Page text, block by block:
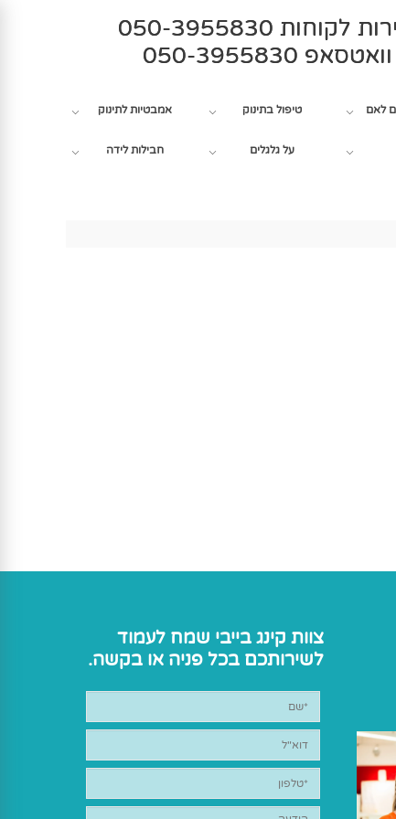
לקוחות 050-3955830
וואטסאפ 050-3955830
לאם טיפול בתינוק אמבטיות לתינוק
על גלגלים חבילות לידה
צוות קינג בייבי שמח לעמוד
לשירותכם בכל פניה או בקשה.